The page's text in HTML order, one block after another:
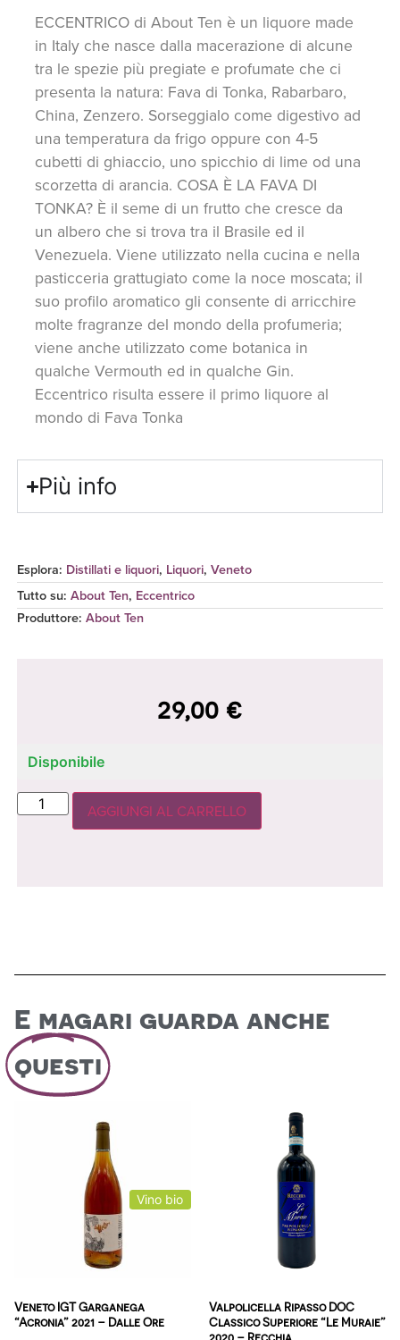
ECCENTRICO di About Ten è un liquore made
in Italy che nasce dalla macerazione di alcune
tra le spezie più pregiate e profumate che ci
presenta la natura: Fava di Tonka, Rabarbaro,
China, Zenzero. Sorseggialo come digestivo ad
una temperatura da frigo oppure con 4-5
cubetti di ghiaccio, uno spicchio di lime od una
scorzetta di arancia. COSA È LA FAVA DI
TONKA? È il seme di un frutto che cresce da
un albero che si trova tra il Brasile ed il
Venezuela. Viene utilizzato nella cucina e nella
pasticceria grattugiato come la noce moscata; il
suo profilo aromatico gli consente di arricchire
molte fragranze del mondo della profumeria;
viene anche utilizzato come botanica in
qualche Vermouth ed in qualche Gin.
Eccentrico risulta essere il primo liquore al
mondo di Fava Tonka
Più info
Esplora: Distillati e liquori, Liquori,Veneto
Tutto su: About Ten, Eccentrico
Produttore:About Ten
29,00 €
Disponibile
AGGIUNGI AL CARRELLO
E magari guarda anche
questi
Vino bio
Veneto IGT Garganega
“Acronia” 2021 – Dalle Ore
Valpolicella Ripasso DOC
Classico Superiore “Le Muraie”
2020 – Recchia